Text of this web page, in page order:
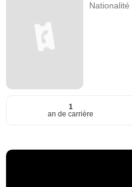
Nationalité
1
an de carrière